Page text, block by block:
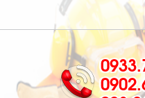
Những quy
luật về bảo hộ
Những quy định
về bảo hộ lao